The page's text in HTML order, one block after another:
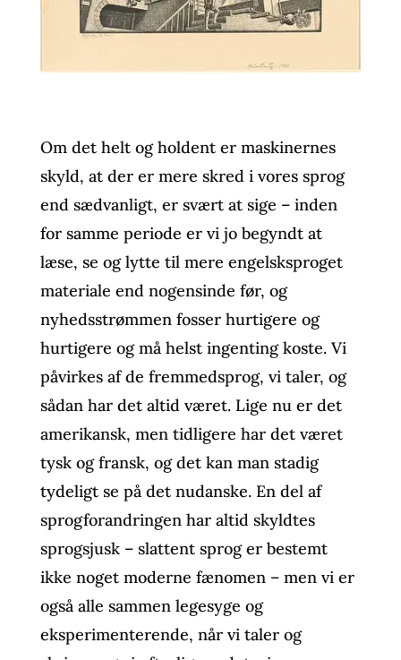
Om det helt og holdent er maskinernes
skyld, at der er mere skred i vores sprog
end sædvanligt, er svært at sige – inden
for samme periode er vi jo begyndt at
læse, se og lytte til mere engelsksproget
materiale end nogensinde før, og
nyhedsstrømmen fosser hurtigere og
hurtigere og må helst ingenting koste. Vi
påvirkes af de fremmedsprog, vi taler, og
sådan har det altid været. Lige nu er det
amerikansk, men tidligere har det været
tysk og fransk, og det kan man stadig
tydeligt se på det nudanske. En del af
sprogforandringen har altid skyldtes
sprogsjusk – slattent sprog er bestemt
ikke noget moderne fænomen – men vi er
også alle sammen legesyge og
eksperimenterende, når vi taler og